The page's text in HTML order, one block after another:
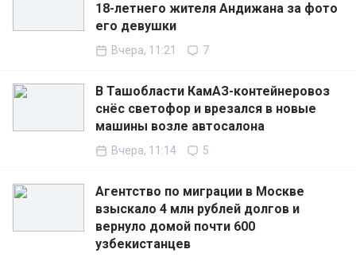
18-летнего жителя Андижана за фото
его девушки
Вчера, 11:21 7
В Ташобласти КамАЗ-контейнеровоз
снёс светофор и врезался в новые
машины возле автосалона
Вчера, 11:14 5
Агентство по миграции в Москве
взыскало 4 млн рублей долгов и
вернуло домой почти 600
узбекистанцев